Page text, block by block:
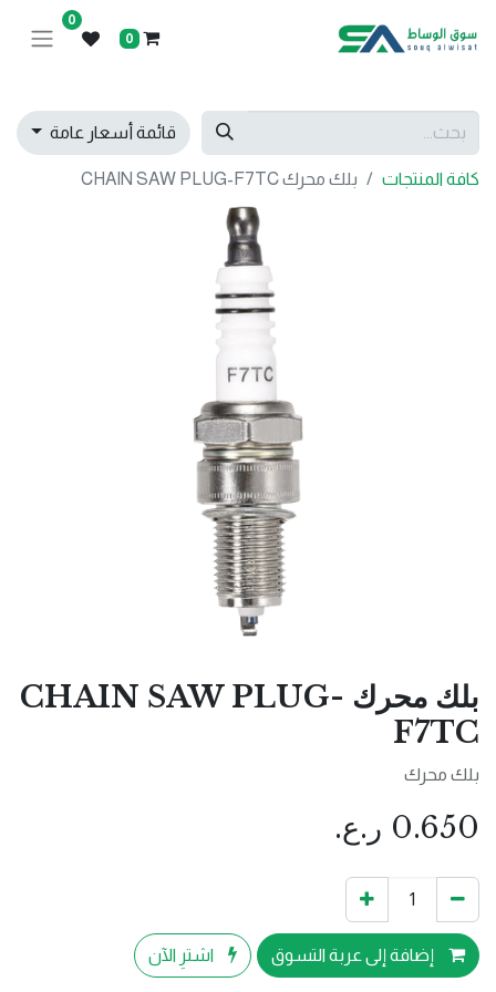
0
0
قائمة أسعار عامة
كافة المنتجات بلك محرك CHAIN SAW PLUG-F7TC
بلك محرك CHAIN SAW PLUG-
F7TC
بلك محرك
0.650 ر.ع.
إضافة إلى عربة التسوق اشترِ الآن